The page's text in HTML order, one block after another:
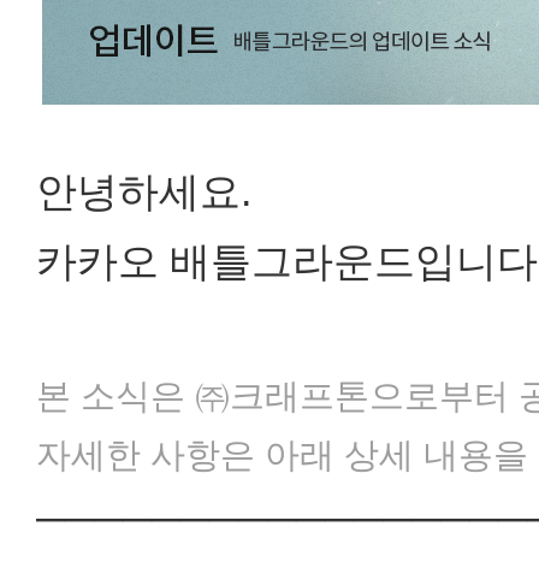
안녕하세요.
카카오 배틀그라운드입니
본 소식은 ㈜크래프톤으로부터
자세한 사항은 아래 상세 내용